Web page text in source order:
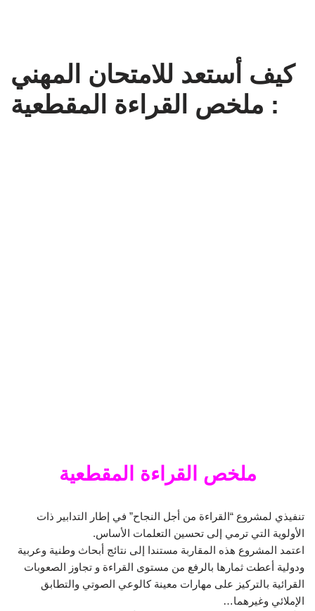
كيف أستعد للامتحان المهني
: ملخص القراءة المقطعية
ملخص القراءة المقطعية
تنفيذي لمشروع “القراءة من أجل النجاح” في إطار التدابير ذات
الأولوية التي ترمي إلى تحسين التعلمات الأساس.
اعتمد المشروع هذه المقاربة مستندا إلى نتائج أبحاث وطنية وعربية
ودولية أعطت ثمارها بالرفع من مستوى القراءة و تجاوز الصعوبات
القرائية بالتركيز على مهارات معينة كالوعي الصوتي والتطابق
الإملائي وغيرهما…